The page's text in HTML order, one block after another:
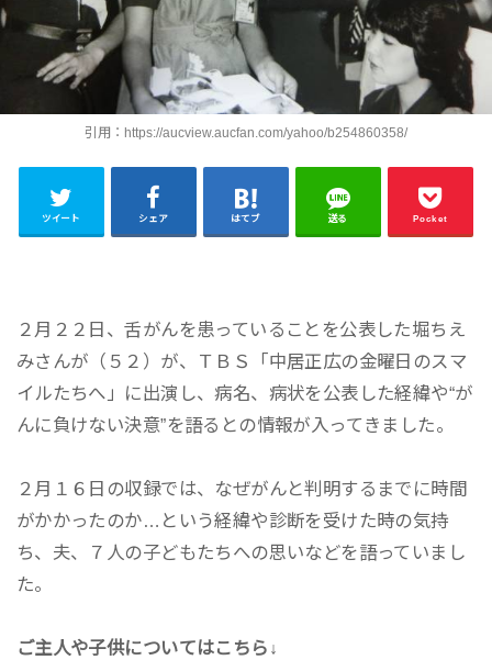
引用：https://aucview.aucfan.com/yahoo/b254860358/
ツイート シェア はてブ 送る Pocket
２月２２日、舌がんを患っていることを公表した堀ちえ
みさんが（５２）が、ＴＢＳ「中居正広の金曜日のスマ
イルたちへ」に出演し、病名、病状を公表した経緯や“が
んに負けない決意”を語るとの情報が入ってきました。
２月１６日の収録では、なぜがんと判明するまでに時間
がかかったのか…という経緯や診断を受けた時の気持
ち、夫、７人の子どもたちへの思いなどを語っていまし
た。
ご主人や子供についてはこちら↓